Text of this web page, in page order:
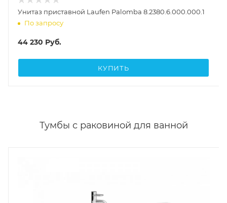
Унитаз приставной Laufen Palomba 8.2380.6.000.000.1
По запросу
44 230 Руб.
КУПИТЬ
Тумбы с раковиной для ванной